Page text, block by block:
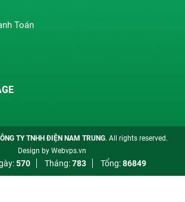
Toán
TY TNHH ĐIỆN NAM TRUNG. All rights reserved.
Design by Webvps.vn
570 Tháng:783 Tổng:86849